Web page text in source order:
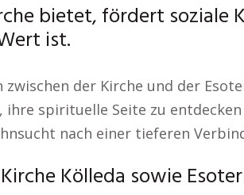
bietet, fördert
ist.
der Kirche und der
spirituelle Seite zu
nach einer tieferen
Kölleda sowie